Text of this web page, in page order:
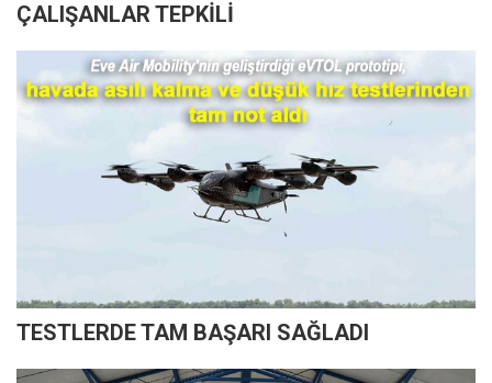
ÇALIŞANLAR TEPKİLİ
TESTLERDE TAM BAŞARI SAĞLADI